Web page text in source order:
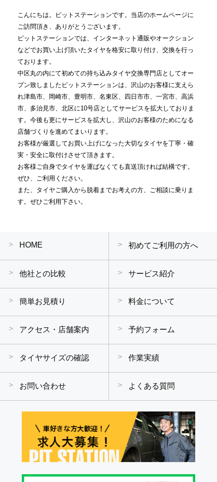
こんにちは。ピットステーションです。当店のホームページに
ご訪問頂き、ありがとうございます。
ピットステーションでは、インターネット通販やオークション
などでお買い上げ頂いたタイヤを格安に取り付け、交換を行っ
ております。
中区丸の内にて初めての持ち込みタイヤ交換専門店としてオー
プン致しましたピットステーションは、沢山のお客様に支えら
れ津島市、岡崎市、豊明市、名東区、四日市市、一宮市、高浜
市、多治見市、北区に10号店としてサービスを拡大しておりま
す。今後も更にサービスを拡大し、沢山のお客様のためになる
店舗づくりを進めてまいります。
お客様が厳選してお買い上げになった大切なタイヤを丁寧・確
実・安全に取付けさせて頂きます。
お客様ご自身でタイヤを運ばなくても直送頂ければ結構です。
ぜひ、ご利用ください。
また、タイヤご購入から脱着までお考えの方、ご相談に乗りま
す。ぜひご利用下さい。
HOME 初めてご利用の方へ
他社との比較 サービス紹介
簡単お見積り 料金について
アクセス・店舗案内 予約フォーム
タイヤサイズの確認 作業実績
お問い合わせ よくある質問